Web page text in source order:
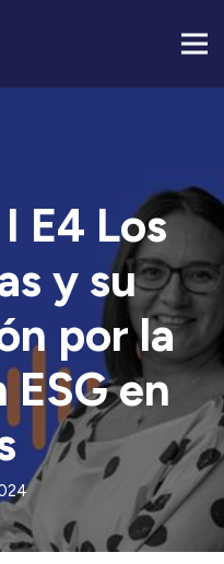
E4 Los
y su
por la
en